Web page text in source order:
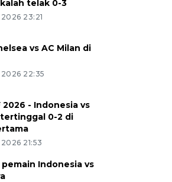
telak 0-3
23:21
vs AC Milan di
22:35
2026 - Indonesia vs
0-2 di
21:53
Indonesia vs